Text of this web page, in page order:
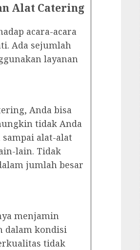
Alat Catering
acara-acara
Ada sejumlah
layanan
Anda bisa
tidak Anda
alat-alat
lain. Tidak
jumlah besar
menjamin
dalam kondisi
tidak